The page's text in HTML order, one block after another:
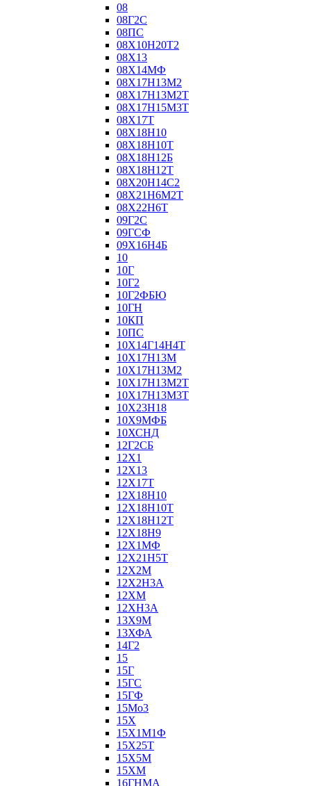
08
08Г2С
08ПС
08Х10Н20Т2
08Х13
08Х14МФ
08Х17Н13М2
08Х17Н13М2Т
08Х17Н15М3Т
08Х17Т
08Х18Н10
08Х18Н10Т
08Х18Н12Б
08Х18Н12Т
08Х20Н14С2
08Х21Н6М2Т
08Х22Н6Т
09Г2С
09ГСФ
09Х16Н4Б
10
10Г
10Г2
10Г2ФБЮ
10ГН
10КП
10ПС
10Х14Г14Н4Т
10Х17Н13М
10Х17Н13М2
10Х17Н13М2Т
10Х17Н13М3Т
10Х23Н18
10Х9МФБ
10ХСНД
12Г2СБ
12Х1
12Х13
12Х17Т
12Х18Н10
12Х18Н10Т
12Х18Н12Т
12Х18Н9
12Х1МФ
12Х21Н5Т
12Х2М
12Х2Н3А
12ХМ
12ХН3А
13Х9М
13ХФА
14Г2
15
15Г
15ГС
15ГФ
15Мо3
15Х
15Х1М1Ф
15Х25Т
15Х5М
15ХМ
16ГНМА